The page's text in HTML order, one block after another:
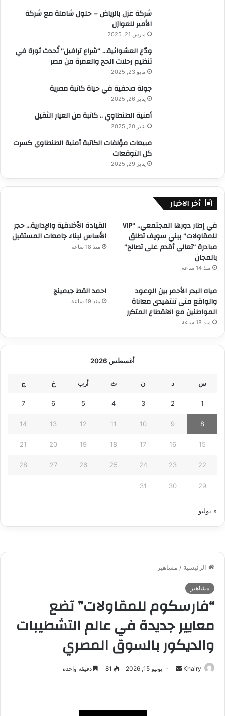
شركة عزل بالرياض – حلول شاملة مع شركة
الأمير للعوازل
مارس 21, 2025
ودّع العشوائية… “شراع ترافيل” تُحدث ثورة في
تنظيم رحلات الحج والعمرة من مصر
مايو 23, 2025
جولة صحفية في حياة كاتبة مصرية
يناير 26, 2025
أمنية الطنطاوي .. كاتبة من العيار الثقيل
يناير 20, 2025
مبيعات مؤلفات الكاتبة أمنية الطنطاوي كسرت
كل التوقعات
يناير 29, 2025
أخر الاخبار
في إطار دورها المجتمعي.. “VIP
للمقاولات” ببني سويف تطلق
مبادرة “تعالي أقدم على تصالح”
بالمجان
منذ 14 ساعة
القيادة الأخلاقية والإدارية… حجر
الأساس لبناء جامعات المستقبل
منذ 18 ساعة
مياه البحر الأحمر بين الوعود
والواقع متى تنتهيدى معاناة
المواطنين مع الانقطاع المتكرر
منذ 18 ساعة
احمد القط جيمينج
منذ 19 ساعة
أغسطس 2026
س د ن ث أرب خ ج
1
2
3
4
5
6
7
8
9
10
11
12
13
14
15
16
17
18
19
20
21
22
23
24
25
26
27
28
29
30
31
« يوليو